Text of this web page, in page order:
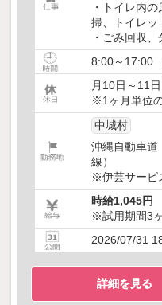
・トイレ内
掃、トイレッ
・ごみ回収
8:00～17:00
月10日～11日
※1ヶ月単位
中城村
沖縄自動車
線）
※伊芸サービ
時給1,045円
※試用期間3
2026/07/31
詳細を見る